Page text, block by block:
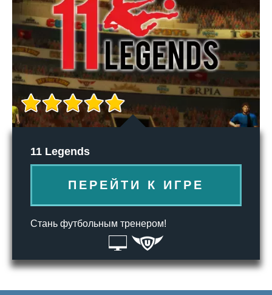
11 Legends
ПЕРЕЙТИ К ИГРЕ
Стань футбольным тренером!